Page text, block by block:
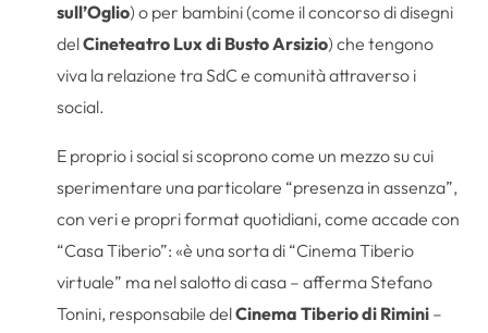
sull’Oglio) o per bambini (come il concorso di disegni
delCineteatro Lux di Busto Arsizio) che tengono
viva la relazione tra SdC e comunità attraverso i
social.
E proprio i social si scoprono come un mezzo su cui
sperimentare una particolare “presenza in assenza”,
con veri e propri format quotidiani, come accade con
“Casa Tiberio”: «è una sorta di “Cinema Tiberio
virtuale” ma nel salotto di casa – afferma Stefano
Tonini, responsabile delCinema Tiberio di Rimini –